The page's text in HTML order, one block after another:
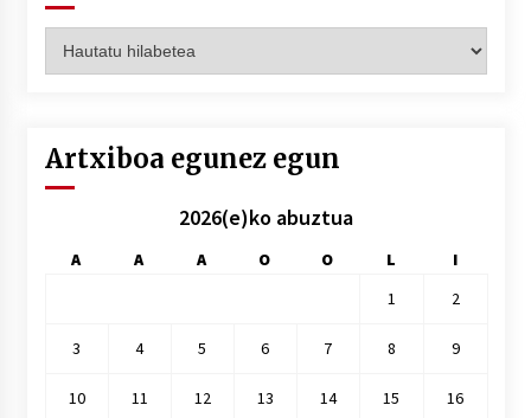
hilez
Artxiboa egunez egun
2026(e)ko abuztua
A A A O O L
I
1
2
3 4 5 6 7 8 9
10 11 12 13 14 15 16